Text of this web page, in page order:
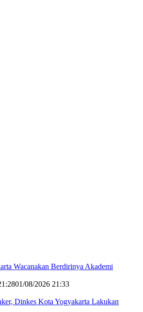
Wacanakan Berdirinya Akademi
01/08/2026 21:33
Dinkes Kota Yogyakarta Lakukan